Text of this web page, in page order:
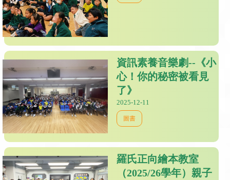
資訊素養音樂劇--《小
心！你的秘密被看見
了》
2025-12-11
圖書
羅氏正向繪本教室
（2025/26學年）親子